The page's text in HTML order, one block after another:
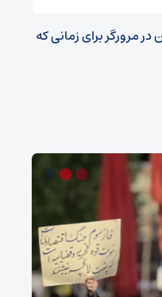
مرورگر برای زمانی که